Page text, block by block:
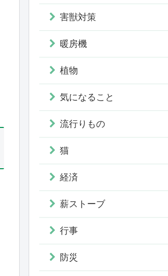
害獣対策
暖房機
植物
気になること
流行りもの
猫
経済
薪ストーブ
行事
防災